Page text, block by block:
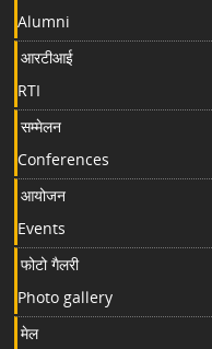
Alumni
आरटीआई
RTI
सम्मेलन
Conferences
आयोजन
Events
फोटो गैलरी
Photo gallery
मेल